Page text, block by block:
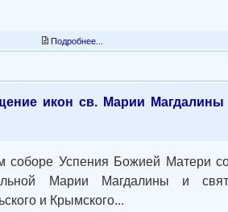
Подробнее...
икон св. Марии Магдалины
соборе Успения Божией Матери
Марии Магдалины и
и Крымского...